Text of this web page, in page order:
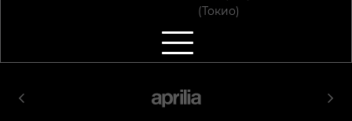
(Токио)